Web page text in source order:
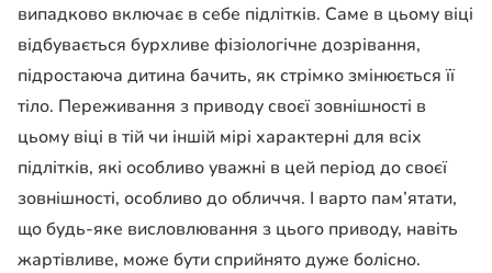
випадково включає в себе підлітків. Саме в цьому віці
відбувається бурхливе фізіологічне дозрівання,
підростаюча дитина бачить, як стрімко змінюється її
тіло. Переживання з приводу своєї зовнішності в
цьому віці в тій чи іншій мірі характерні для всіх
підлітків, які особливо уважні в цей період до своєї
зовнішності, особливо до обличчя. І варто пам’ятати,
що будь-яке висловлювання з цього приводу, навіть
жартівливе, може бути сприйнято дуже болісно.